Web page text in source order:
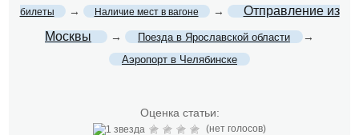
билеты → Наличие мест в вагоне →
Отправление из
Москвы
→ Поезда в Ярославской области →
Аэропорт в Челябинске
Оценка статьи:
(нет голосов)